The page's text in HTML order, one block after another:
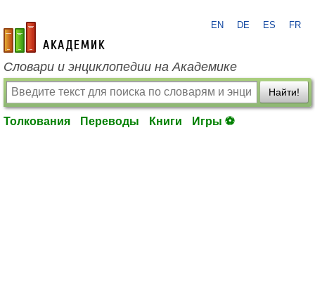
academic.ru
EN DE ES FR
Словари и энциклопедии на Академике
Найти!
Толкования Переводы Книги Игры ⚽